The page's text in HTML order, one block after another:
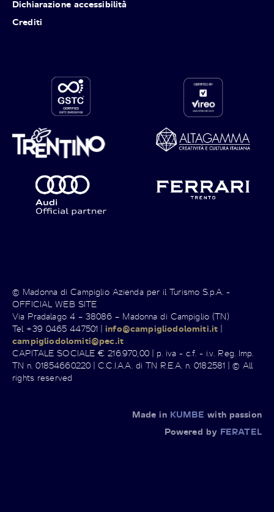
Dichiarazione accessibilità
Crediti
© Madonna di Campiglio Azienda per il Turismo S.p.A. -
OFFICIAL WEB SITE
Via Pradalago 4 – 38086 – Madonna di Campiglio (TN)
Tel +39 0465 447501 |info@campigliodolomiti.it |
campigliodolomiti@pec.it
CAPITALE SOCIALE € 216.970,00 | p. iva - c.f. - i.v. Reg. Imp.
TN n. 01854660220 | C.C.I.A.A. di TN R.E.A. n. 0182581 | © All
rights reserved
Made in KUMBE with passion
Powered by FERATEL